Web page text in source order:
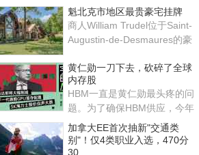
宗。许多遇难者不会游泳。去
年一
魁北克市地区最贵豪宅挂牌
商人William Trudel位于Saint-
Augustin-de-Desmaures的豪
黄仁勋一刀下去，砍碎了全球
内存股
HBM一直是黄仁勋最头疼的问
题。为了确保HBM供应，今年
6月，黄仁勋带着团队跑遍了亚
洲
加拿大EE首次抽新"交通类
别"！仅4类职业入选，470分
30